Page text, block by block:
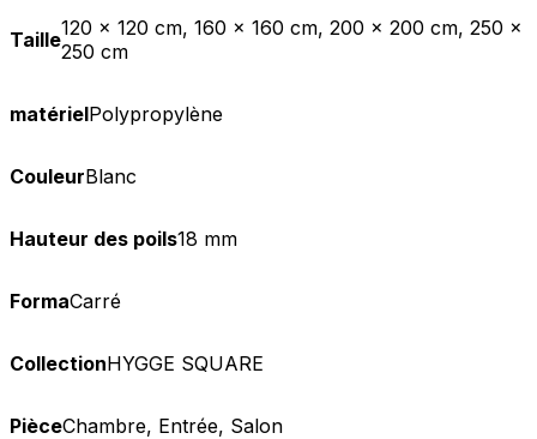
Taille120 x 120 cm, 160 x 160 cm, 200 x 200 cm, 250 x
250 cm
matérielPolypropylène
CouleurBlanc
Hauteur des poils18 mm
FormaCarré
CollectionHYGGE SQUARE
PièceChambre, Entrée, Salon